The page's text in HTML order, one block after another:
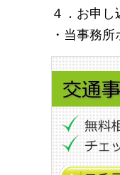
４．お申し
・当事務